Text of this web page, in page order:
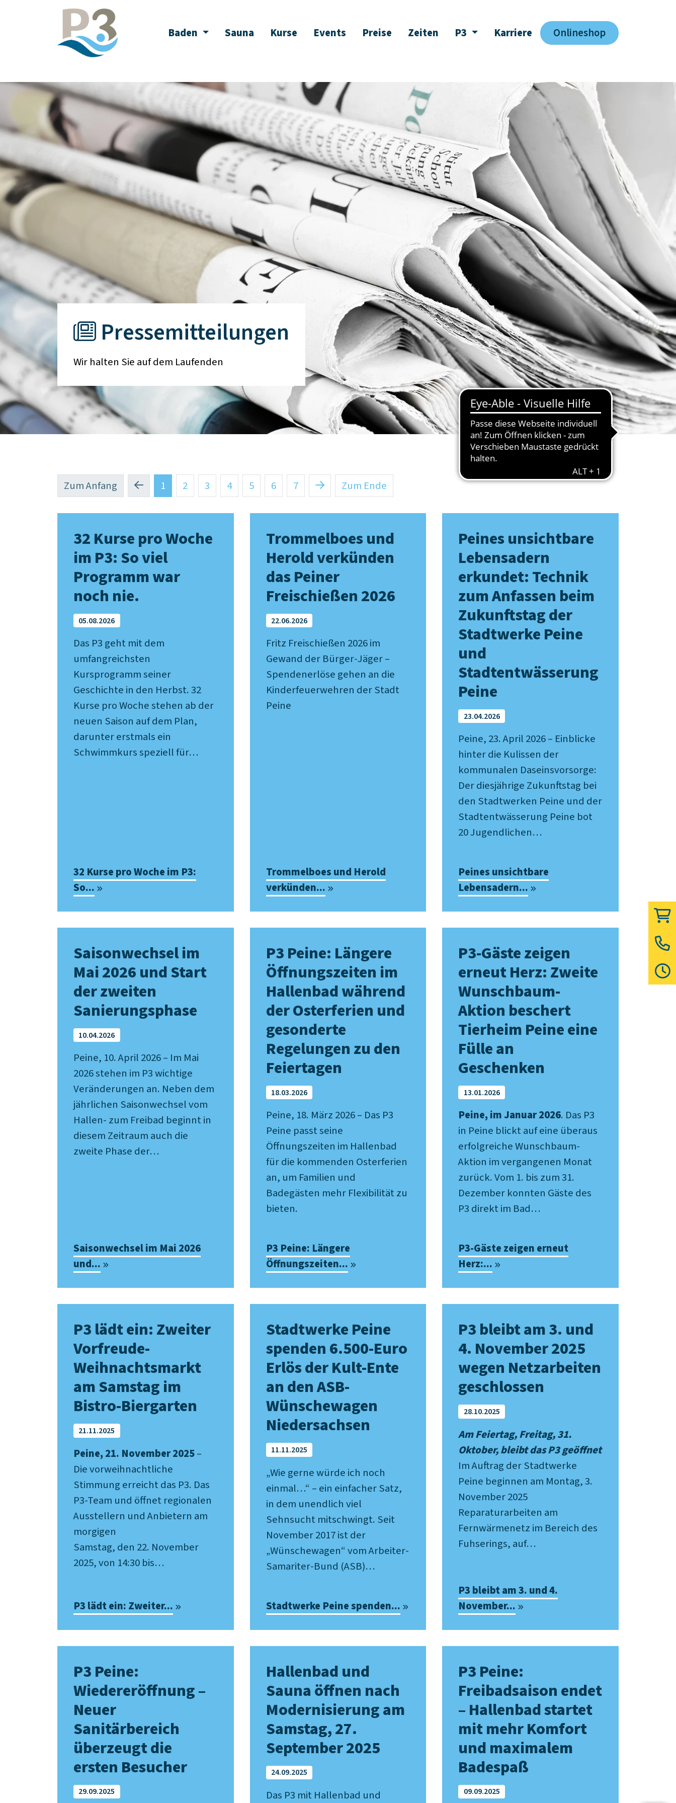
Baden Sauna Kurse Events Preise Zeiten P3 Karriere Onlineshop
Pressemitteilungen
Wir halten Sie auf dem Laufenden
Zum Anfang 1 (Standort)
2 3 4 5 6 7 Zum Ende
32 Kurse pro Woche
im P3: So viel
Programm war
noch nie.
05.08.2026
Das P3 geht mit dem
umfangreichsten
Kursprogramm seiner
Geschichte in den Herbst. 32
Kurse pro Woche stehen ab der
neuen Saison auf dem Plan,
darunter erstmals ein
Schwimmkurs speziell für…
32 Kurse pro Woche im P3:
So...
Trommelboes und
Herold verkünden
das Peiner
Freischießen 2026
22.06.2026
Fritz Freischießen 2026 im
Gewand der Bürger-Jäger –
Spendenerlöse gehen an die
Kinderfeuerwehren der Stadt
Peine
Trommelboes und Herold
verkünden...
Peines unsichtbare
Lebensadern
erkundet: Technik
zum Anfassen beim
Zukunftstag der
Stadtwerke Peine
und
Stadtentwässerung
Peine
23.04.2026
Peine, 23. April 2026 – Einblicke
hinter die Kulissen der
kommunalen Daseinsvorsorge:
Der diesjährige Zukunftstag bei
den Stadtwerken Peine und der
Stadtentwässerung Peine bot
20 Jugendlichen…
Peines unsichtbare
Lebensadern...
Saisonwechsel im
Mai 2026 und Start
der zweiten
Sanierungsphase
10.04.2026
Peine, 10. April 2026 – Im Mai
2026 stehen im P3 wichtige
Veränderungen an. Neben dem
jährlichen Saisonwechsel vom
Hallen- zum Freibad beginnt in
diesem Zeitraum auch die
zweite Phase der…
Saisonwechsel im Mai 2026
und...
P3 Peine: Längere
Öffnungszeiten im
Hallenbad während
der Osterferien und
gesonderte
Regelungen zu den
Feiertagen
18.03.2026
Peine, 18. März 2026 – Das P3
Peine passt seine
Öffnungszeiten im Hallenbad
für die kommenden Osterferien
an, um Familien und
Badegästen mehr Flexibilität zu
bieten.
P3 Peine: Längere
Öffnungszeiten...
P3-Gäste zeigen
erneut Herz: Zweite
Wunschbaum-
Aktion beschert
Tierheim Peine eine
Fülle an
Geschenken
13.01.2026
Peine, im Januar 2026. Das P3
in Peine blickt auf eine überaus
erfolgreiche Wunschbaum-
Aktion im vergangenen Monat
zurück. Vom 1. bis zum 31.
Dezember konnten Gäste des
P3 direkt im Bad…
P3-Gäste zeigen erneut
Herz:...
P3 lädt ein: Zweiter
Vorfreude-
Weihnachtsmarkt
am Samstag im
Bistro-Biergarten
21.11.2025
Peine, 21. November 2025–
Die vorweihnachtliche
Stimmung erreicht das P3. Das
P3-Team und öffnet regionalen
Ausstellern und Anbietern am
morgigen
Samstag, den 22. November
2025, von 14:30 bis…
P3 lädt ein: Zweiter...
Stadtwerke Peine
spenden 6.500-Euro
Erlös der Kult-Ente
an den ASB-
Wünschewagen
Niedersachsen
11.11.2025
„Wie gerne würde ich noch
einmal…“ – ein einfacher Satz,
in dem unendlich viel
Sehnsucht mitschwingt. Seit
November 2017 ist der
„Wünschewagen“ vom Arbeiter-
Samariter-Bund (ASB)…
Stadtwerke Peine spenden...
P3 bleibt am 3. und
4. November 2025
wegen Netzarbeiten
geschlossen
28.10.2025
Am Feiertag, Freitag, 31.
Oktober, bleibt das P3 geöffnet
Im Auftrag der Stadtwerke
Peine beginnen am Montag, 3.
November 2025
Reparaturarbeiten am
Fernwärmenetz im Bereich des
Fuhserings, auf…
P3 bleibt am 3. und 4.
November...
P3 Peine:
Wiedereröffnung –
Neuer
Sanitärbereich
überzeugt die
ersten Besucher
29.09.2025
Hallenbad und
Sauna öffnen nach
Modernisierung am
Samstag, 27.
September 2025
24.09.2025
Das P3 mit Hallenbad und
P3 Peine:
Freibadsaison endet
– Hallenbad startet
mit mehr Komfort
und maximalem
Badespaß
09.09.2025